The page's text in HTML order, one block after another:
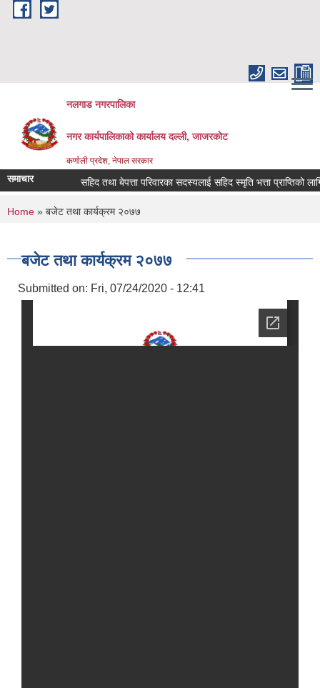
Skip to main content
नलगाड नगरपालिका
नगर कार्यपालिकाको कार्यालय दल्ली, जाजरकाेट
कर्णाली प्रदेश, नेपाल सरकार
समाचार सहिद तथा बेपत्ता परिवारका सदस्यलाई सहिद स्मृति भत्ता प्राप्तिको लागि
You are here
Home » बजेट तथा कार्यक्रम २०७७
बजेट तथा कार्यक्रम २०७७
Submitted on: Fri, 07/24/2020 - 12:41